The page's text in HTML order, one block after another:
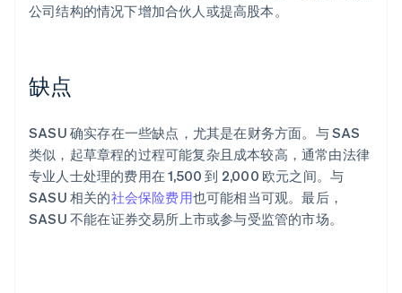
公司结构的情况下增加合伙人或提高股本。
缺点
SASU 确实存在一些缺点，尤其是在财务方面。与 SAS
类似，起草章程的过程可能复杂且成本较高，通常由法律
专业人士处理的费用在 1,500 到 2,000 欧元之间。与
SASU 相关的社会保险费用也可能相当可观。最后，
SASU 不能在证券交易所上市或参与受监管的市场。